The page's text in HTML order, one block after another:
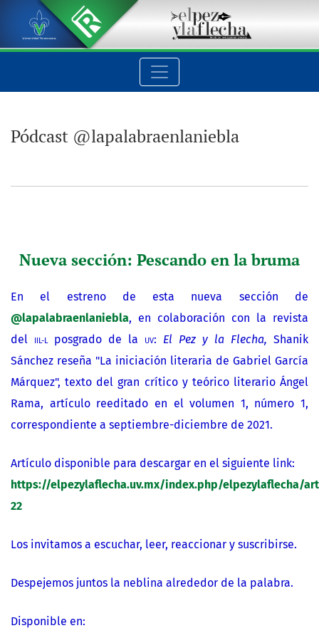
Pódcast @lapalabraenlaniebla
Pódcast @lapalabraenlaniebla
Nueva sección: Pescando en la bruma
En el estreno de esta nueva sección de
@lapalabraenlaniebla, en colaboración con la revista
del IIL-Lposgrado de la UV: El Pez y la Flecha, Shanik
Sánchez reseña "La iniciación literaria de Gabriel García
Márquez", texto del gran crítico y teórico literario Ángel
Rama, artículo reeditado en el volumen 1, número 1,
correspondiente a septiembre-diciembre de 2021.
Artículo disponible para descargar en el siguiente link:
https://elpezylaflecha.uv.mx/index.php/elpezylaflecha/
22
Los invitamos a escuchar, leer, reaccionar y suscribirse.
Despejemos juntos la neblina alrededor de la palabra.
Disponible en: